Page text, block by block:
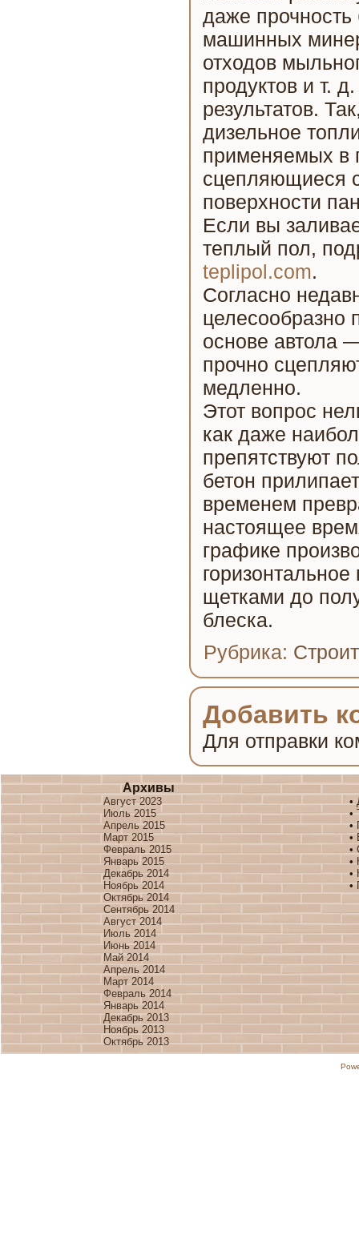
даже
машинных
отходов
продуктов и т.
результатов.
дизельное
применяемых в
сцепляющиеся
поверхности
Если вы
теплый пол,
teplipol.com.
Согласно
целесообразно
основе автола
прочно
медленно.
Этот вопрос
как даже
препятствуют
бетон
временем
настоящее
графике
щетками до
блеска.
Рубрика:
Добавить
Для отправки
Архивы
Август 2023
Июль 2015
Апрель 2015
Март 2015
Февраль 2015
Январь 2015
Декабрь 2014
Ноябрь 2014
Октябрь 2014
Сентябрь 2014
Август 2014
Июль 2014
Июнь 2014
Май 2014
Апрель 2014
Март 2014
Февраль 2014
Январь 2014
Декабрь 2013
Ноябрь 2013
Октябрь 2013
•
•
•
•
•
•
•
•